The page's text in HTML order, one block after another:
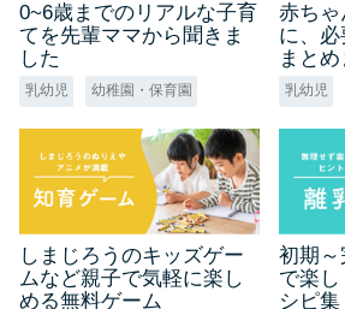
0~6歳までのリアルな子育
てを先輩ママから聞きま
した
乳幼児 幼稚園・保育園
赤ち
に、
まと
乳幼児
しまじろうのキッズゲー
ムなど親子で気軽に楽し
める無料ゲーム
初期～
で楽
シピ集